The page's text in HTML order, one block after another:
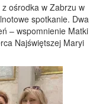
ośrodka w Zabrzu w
spotkanie. Dwa
– wspomnienie Matki
Najświętszej Maryi